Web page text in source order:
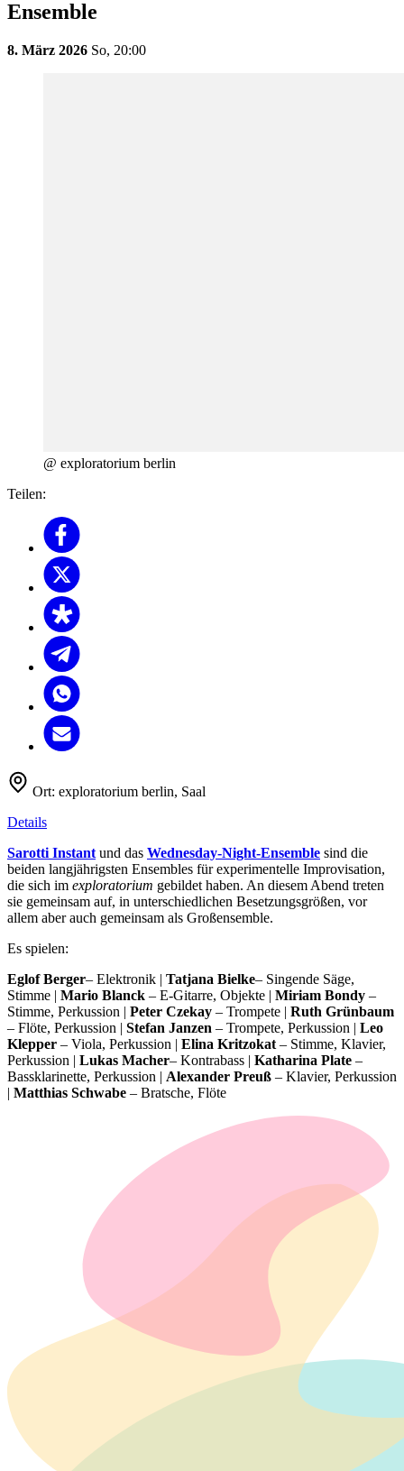
Ensemble
8. März 2026 So, 20:00
@ exploratorium berlin
Teilen:
Ort: exploratorium berlin, Saal
Details
Sarotti Instant und das Wednesday-Night-Ensemble sind die
beiden langjährigsten Ensembles für experimentelle Improvisation,
die sich im exploratorium gebildet haben. An diesem Abend treten
sie gemeinsam auf, in unterschiedlichen Besetzungsgrößen, vor
allem aber auch gemeinsam als Großensemble.
Es spielen:
Eglof Berger– Elektronik | Tatjana Bielke– Singende Säge,
Stimme | Mario Blanck – E-Gitarre, Objekte | Miriam Bondy –
Stimme, Perkussion | Peter Czekay – Trompete | Ruth Grünbaum
– Flöte, Perkussion | Stefan Janzen – Trompete, Perkussion | Leo
Klepper – Viola, Perkussion | Elina Kritzokat – Stimme, Klavier,
Perkussion | Lukas Macher– Kontrabass | Katharina Plate –
Bassklarinette, Perkussion | Alexander Preuß – Klavier, Perkussion
| Matthias Schwabe – Bratsche, Flöte